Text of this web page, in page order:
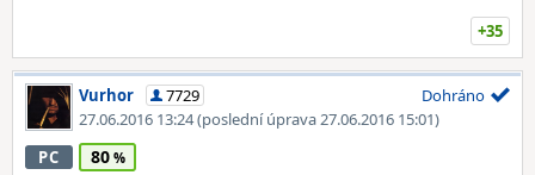
+35
Vurhor
7729
27.06.2016 13:24(poslední úprava 27.06.2016 15:01)
Dohráno
PC 80